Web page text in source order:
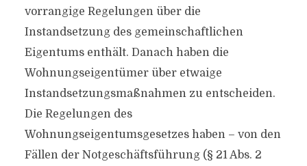
vorrangige Regelungen über die
Instandsetzung des gemeinschaftlichen
Eigentums enthält. Danach haben die
Wohnungseigentümer über etwaige
Instandsetzungsmaßnahmen zu entscheiden.
Die Regelungen des
Wohnungseigentumsgesetzes haben – von den
Fällen der Notgeschäftsführung (§ 21 Abs. 2